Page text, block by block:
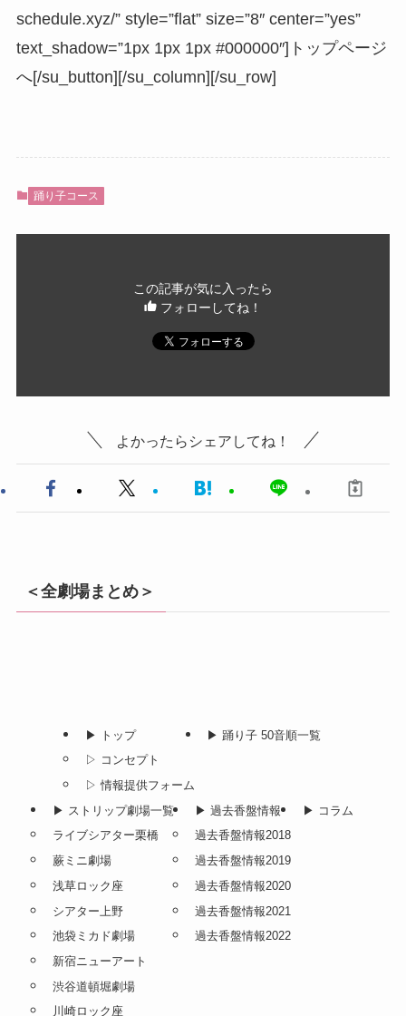
schedule.xyz/” style=”flat” size=”8″ center=”yes”
text_shadow=”1px 1px 1px #000000″]トップページ
へ[/su_button][/su_column][/su_row]
踊り子コース
この記事が気に入ったら
フォローしてね！
よかったらシェアしてね！
＜全劇場まとめ＞
▶︎ トップ
▷ コンセプト
▷ 情報提供フォーム
▶︎ 踊り子 50音順一覧
▶︎ ストリップ劇場一覧
ライブシアター栗橋
蕨ミニ劇場
浅草ロック座
シアター上野
池袋ミカド劇場
新宿ニューアート
渋谷道頓堀劇場
川崎ロック座
▶︎ 過去香盤情報
過去香盤情報2018
過去香盤情報2019
過去香盤情報2020
過去香盤情報2021
過去香盤情報2022
▶︎ コラム